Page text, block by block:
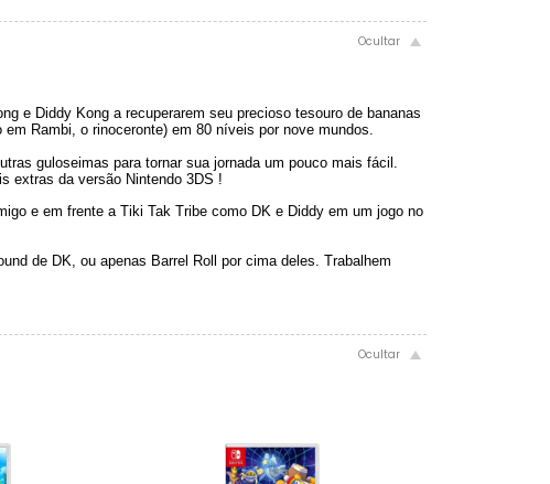
e Diddy Kong a recuperarem seu precioso tesouro de bananas
Rambi, o rinoceronte) em 80 níveis por nove mundos.
guloseimas para tornar sua jornada um pouco mais fácil.
extras da versão Nintendo 3DS !
e em frente a Tiki Tak Tribe como DK e Diddy em um jogo no
de DK, ou apenas Barrel Roll por cima deles. Trabalhem